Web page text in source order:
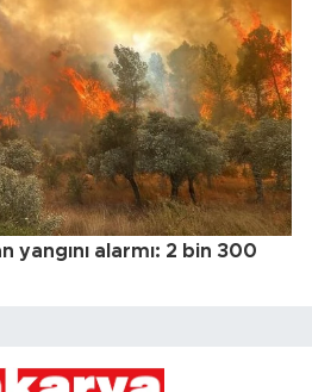
alarmı: 2 bin 300